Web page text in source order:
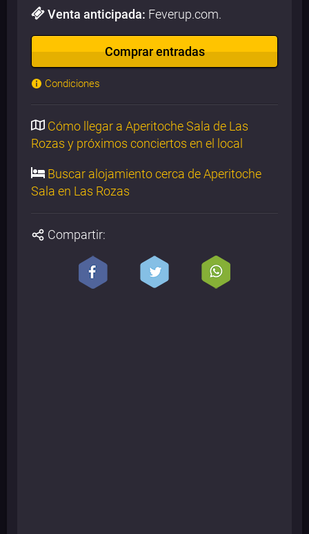
Venta anticipada: Feverup.com.
Comprar entradas
Condiciones
Cómo llegar a Aperitoche Sala de Las
Rozas y próximos conciertos en el local
Buscar alojamiento cerca de Aperitoche
Sala en Las Rozas
Compartir: